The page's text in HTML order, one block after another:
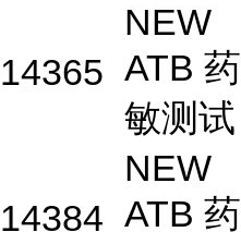
14365
NEW
ATB 药
敏测试
14384
NEW
ATB 药